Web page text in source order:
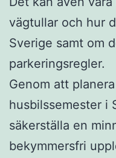
vägtullar och hur
Sverige samt om
parkeringsregler.
Genom att
husbilssemester i
säkerställa en
bekymmersfri